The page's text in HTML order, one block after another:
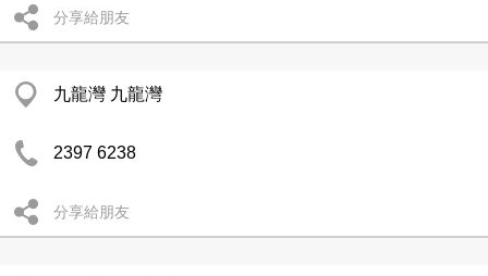
分享給朋友
九龍灣 九龍灣
2397 6238
分享給朋友